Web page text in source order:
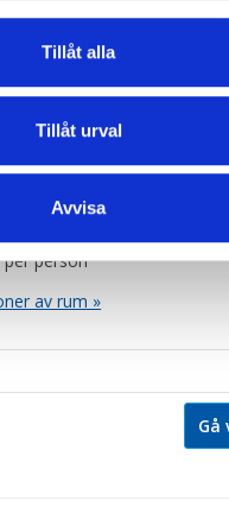
Tillåt alla
Tillåt urval
Avvisa
utsideshytt (A4T-
utsideshytt(A4T-hytt
per person
av rum »